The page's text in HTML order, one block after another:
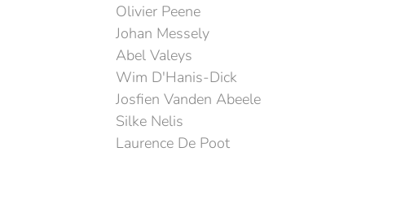
Olivier Peene
Johan Messely
Abel Valeys
Wim D'Hanis-Dick
Josfien Vanden Abeele
Silke Nelis
Laurence De Poot